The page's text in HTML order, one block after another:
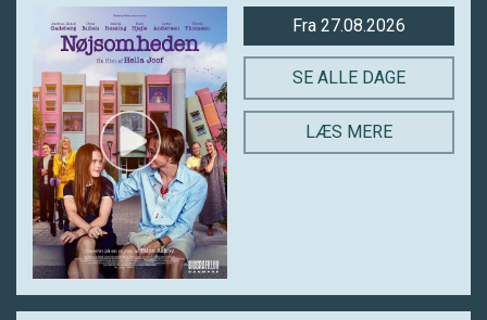
Fra 27.08.2026
SE ALLE DAGE
LÆS MERE